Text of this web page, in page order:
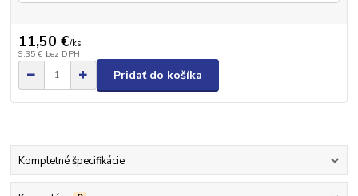
11,50 €/ks
9,35 € bez DPH
Pridať do košíka
Kompletné špecifikácie